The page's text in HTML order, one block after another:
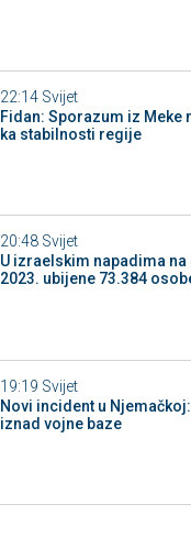
22:14 Svijet
Fidan: Sporazum iz Meke
ka stabilnosti regije
20:48 Svijet
U izraelskim napadima na
2023. ubijene 73.384
19:19 Svijet
Novi incident u
iznad vojne baze